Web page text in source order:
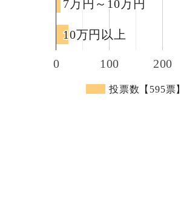
投票数【595票】
0 100 200
7万円～10万円
7万円～10万円
10万円以上
10万円以上